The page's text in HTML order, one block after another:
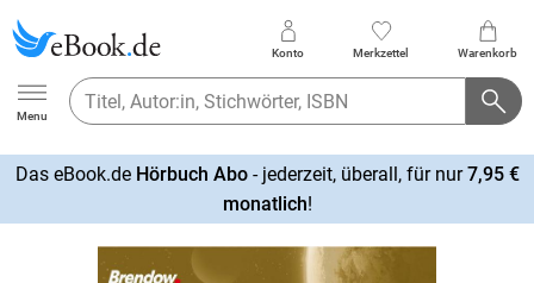
Ebook.de
Menu
Konto Merkzettel Warenkorb
Das eBook.de Hörbuch Abo- jederzeit, überall, für nur7,95 €
monatlich!